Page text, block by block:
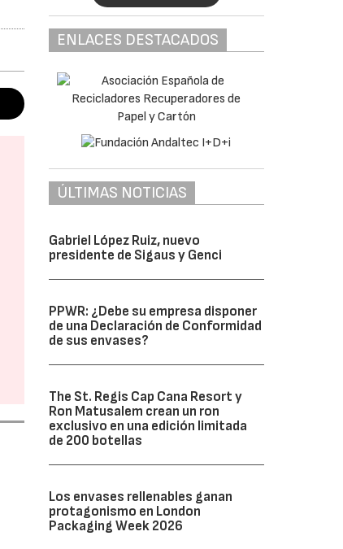
ENLACES DESTACADOS
ÚLTIMAS NOTICIAS
Gabriel López Ruiz, nuevo
presidente de Sigaus y Genci
PPWR: ¿Debe su empresa disponer
de una Declaración de Conformidad
de sus envases?
The St. Regis Cap Cana Resort y
Ron Matusalem crean un ron
exclusivo en una edición limitada
de 200 botellas
Los envases rellenables ganan
protagonismo en London
Packaging Week 2026